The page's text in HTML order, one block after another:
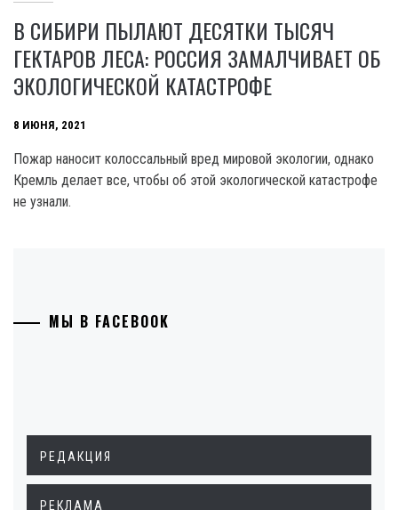
В СИБИРИ ПЫЛАЮТ ДЕСЯТКИ ТЫСЯЧ
ГЕКТАРОВ ЛЕСА: РОССИЯ ЗАМАЛЧИВАЕТ ОБ
ЭКОЛОГИЧЕСКОЙ КАТАСТРОФЕ
8 ИЮНЯ, 2021
Пожар наносит колоссальный вред мировой экологии, однако
Кремль делает все, чтобы об этой экологической катастрофе
не узнали.
МЫ В FACEBOOK
РЕДАКЦИЯ
РЕКЛАМА